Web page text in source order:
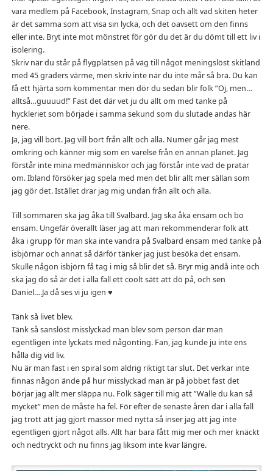
vara medlem på Facebook, Instagram, Snap och allt vad skiten heter
är det samma som att visa sin lycka, och det oavsett om den finns
eller inte. Bryt inte mot mönstret för gör du det är du dömt till ett liv i
isolering.
Skriv när du står på flygplatsen på väg till något meningslöst skitland
med 45 graders värme, men skriv inte när du inte mår så bra. Du kan
få ett hjärta som kommentar men dör du sedan blir folk ”Oj, men…
alltså…guuuud!” Fast det där vet ju du allt om med tanke på
hyckleriet som började i samma sekund som du slutade andas här
nere.
Ja, jag vill bort. Jag vill bort från allt och alla. Numer går jag mest
omkring och känner mig som en varelse från en annan planet. Jag
förstår inte mina medmänniskor och jag förstår inte vad de pratar
om. Ibland försöker jag spela med men det blir allt mer sällan som
jag gör det. Istället drar jag mig undan från allt och alla.
Till sommaren ska jag åka till Svalbard. Jag ska åka ensam och bo
ensam. Ungefär överallt läser jag att man rekommenderar folk att
åka i grupp för man ska inte vandra på Svalbard ensam med tanke på
isbjörnar och annat så därför tänker jag just besöka det ensam.
Skulle någon isbjörn få tag i mig så blir det så. Bryr mig ändå inte och
ska jag dö så är det i alla fall ett coolt sätt att dö på, och sen
Daniel….Ja då ses vi ju igen ♥
Tänk så livet blev.
Tänk så sanslöst misslyckad man blev som person där man
egentligen inte lyckats med någonting. Fan, jag kunde ju inte ens
hålla dig vid liv.
Nu är man fast i en spiral som aldrig riktigt tar slut. Det verkar inte
finnas någon ände på hur misslyckad man är på jobbet fast det
börjar jag allt mer släppa nu. Folk säger till mig att ”Walle du kan så
mycket” men de måste ha fel. För efter de senaste åren där i alla fall
jag trott att jag gjort massor med nytta så inser jag att jag inte
egentligen gjort något alls. Allt har bara fått mig mer och mer knäckt
och nedtryckt och nu finns jag liksom inte kvar längre.